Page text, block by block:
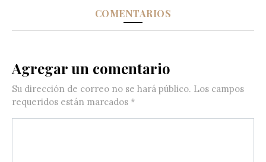
COMENTARIOS
Agregar un comentario
Su dirección de correo no se hará público. Los campos
requeridos están marcados *